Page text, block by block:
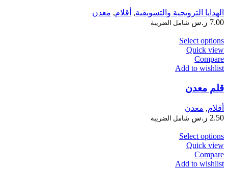
الهدايا الترويجية والتسويقية, أقلام, معدن
7.00 ر.س شامل الضريبة
Select options
Quick view
Compare
Add to wishlist
قلم معدن
أقلام, معدن
2.50 ر.س شامل الضريبة
Select options
Quick view
Compare
Add to wishlist